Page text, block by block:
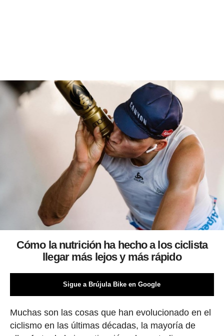
Cómo la nutrición ha hecho a los ciclista
llegar más lejos y más rápido
Sigue a Brújula Bike en Google
Muchas son las cosas que han evolucionado en el
ciclismo en las últimas décadas, la mayoría de